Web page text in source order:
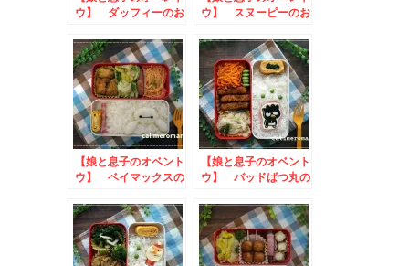
ウ】 ダッフィーのお
ウ】 スヌーピーのお
【娘と息子のオベント
ウ】 ベイマックスの
【娘と息子のオベント
ウ】 バッドばつ丸の